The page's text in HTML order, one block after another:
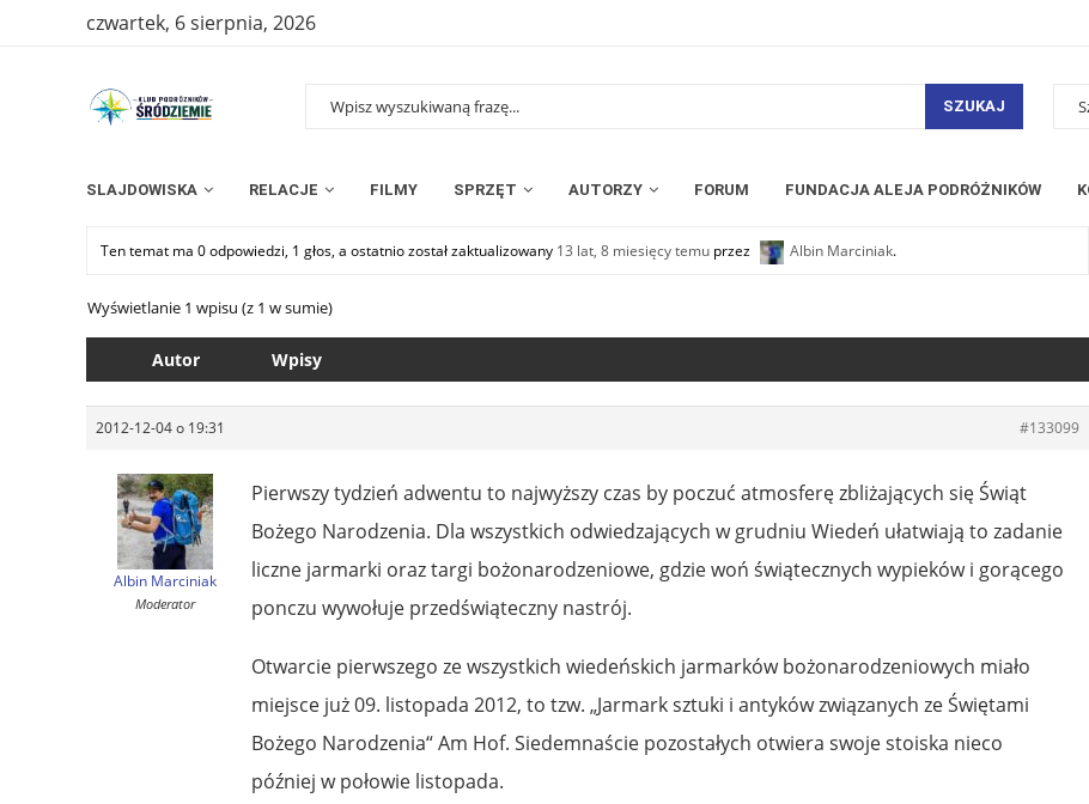
czwartek, 6 sierpnia, 2026
SZUKAJ
SLAJDOWISKA RELACJE FILMY SPRZĘT AUTORZY FORUM FUNDACJA ALEJA PODRÓŻNIKÓW
Ten temat ma 0 odpowiedzi, 1 głos, a ostatnio został zaktualizowany 13 lat, 8 miesięcy temu przez Albin Marciniak.
Wyświetlanie 1 wpisu (z 1 w sumie)
Autor Wpisy
2012-12-04 o 19:31 #133099
Albin Marciniak
Moderator
Pierwszy tydzień adwentu to najwyższy czas by poczuć atmosferę zbliżających się Świąt
Bożego Narodzenia. Dla wszystkich odwiedzających w grudniu Wiedeń ułatwiają to zadanie
liczne jarmarki oraz targi bożonarodzeniowe, gdzie woń świątecznych wypieków i gorącego
ponczu wywołuje przedświąteczny nastrój.
Otwarcie pierwszego ze wszystkich wiedeńskich jarmarków bożonarodzeniowych miało
miejsce już 09. listopada 2012, to tzw. „Jarmark sztuki i antyków związanych ze Świętami
Bożego Narodzenia“ Am Hof. Siedemnaście pozostałych otwiera swoje stoiska nieco
później w połowie listopada.